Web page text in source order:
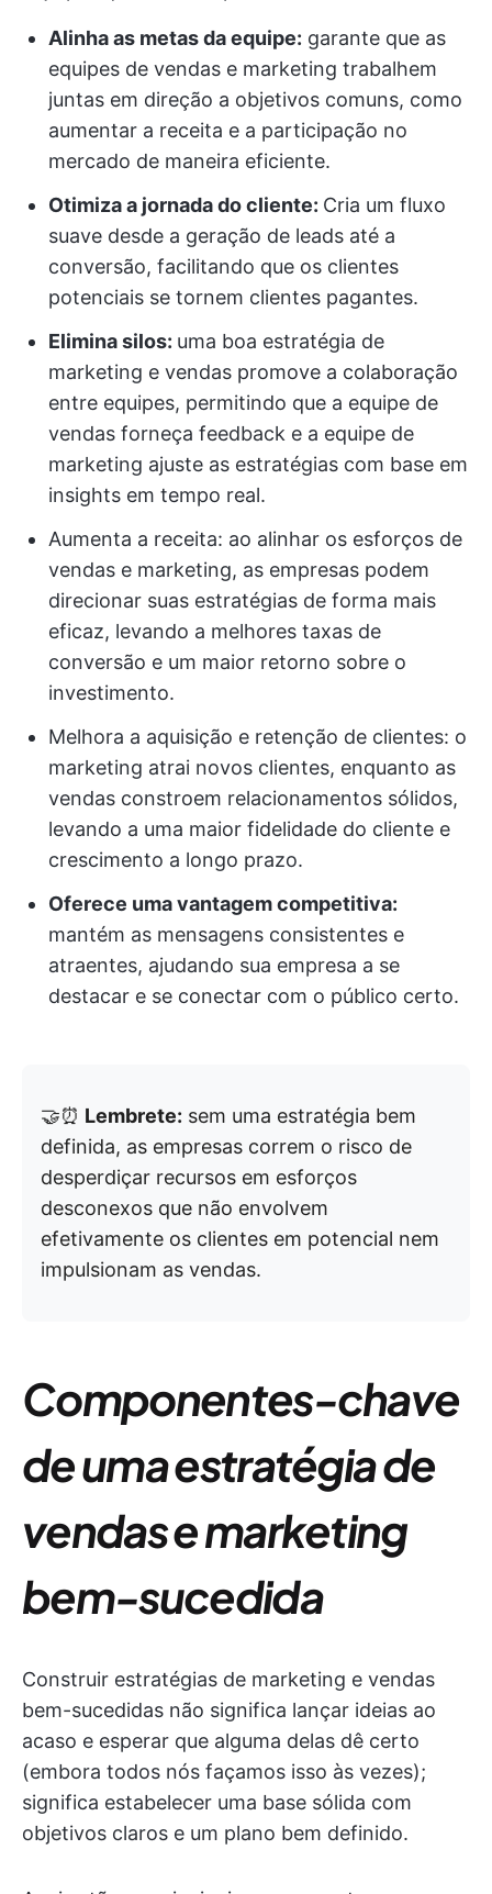
Alinha as metas da equipe: garante que as
equipes de vendas e marketing trabalhem
juntas em direção a objetivos comuns, como
aumentar a receita e a participação no
mercado de maneira eficiente.
Otimiza a jornada do cliente: Cria um fluxo
suave desde a geração de leads até a
conversão, facilitando que os clientes
potenciais se tornem clientes pagantes.
Elimina silos: uma boa estratégia de
marketing e vendas promove a colaboração
entre equipes, permitindo que a equipe de
vendas forneça feedback e a equipe de
marketing ajuste as estratégias com base em
insights em tempo real.
Aumenta a receita: ao alinhar os esforços de
vendas e marketing, as empresas podem
direcionar suas estratégias de forma mais
eficaz, levando a melhores taxas de
conversão e um maior retorno sobre o
investimento.
Melhora a aquisição e retenção de clientes: o
marketing atrai novos clientes, enquanto as
vendas constroem relacionamentos sólidos,
levando a uma maior fidelidade do cliente e
crescimento a longo prazo.
Oferece uma vantagem competitiva:
mantém as mensagens consistentes e
atraentes, ajudando sua empresa a se
destacar e se conectar com o público certo.
🤝⏰ Lembrete: sem uma estratégia bem
definida, as empresas correm o risco de
desperdiçar recursos em esforços
desconexos que não envolvem
efetivamente os clientes em potencial nem
impulsionam as vendas.
Componentes-chave
de uma estratégia de
vendas e marketing
bem-sucedida
Construir estratégias de marketing e vendas
bem-sucedidas não significa lançar ideias ao
acaso e esperar que alguma delas dê certo
(embora todos nós façamos isso às vezes);
significa estabelecer uma base sólida com
objetivos claros e um plano bem definido.